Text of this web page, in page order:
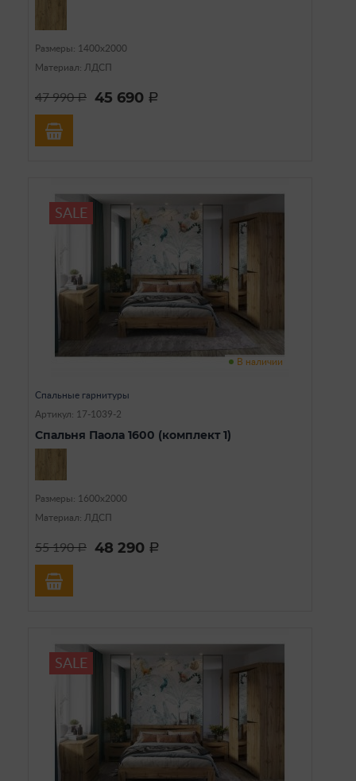
Размеры: 1400х2000
Материал: ЛДСП
47 990a 45 690 a
SALE
В наличии
Спальные гарнитуры
Артикул: 17-1039-2
Спальня Паола 1600 (комплект 1)
Размеры: 1600х2000
Материал: ЛДСП
55 190a 48 290 a
SALE